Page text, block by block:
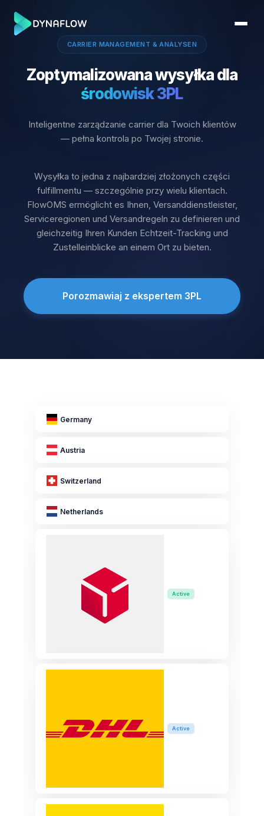
CARRIER MANAGEMENT & ANALYSEN
Zoptymalizowana wysyłka dla
środowisk 3PL
Inteligentne zarządzanie carrier dla Twoich klientów
— pełna kontrola po Twojej stronie.
Wysyłka to jedna z najbardziej złożonych części
fulfillmentu — szczególnie przy wielu klientach.
FlowOMS ermöglicht es Ihnen, Versanddienstleister,
Serviceregionen und Versandregeln zu definieren und
gleichzeitig Ihren Kunden Echtzeit-Tracking und
Zustelleinblicke an einem Ort zu bieten.
Porozmawiaj z ekspertem 3PL
Germany
Austria
Switzerland
Netherlands
Active
Active